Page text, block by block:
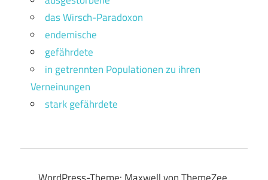
das Wirsch-Paradoxon
endemische
gefährdete
in getrennten Populationen zu ihren
Verneinungen
stark gefährdete